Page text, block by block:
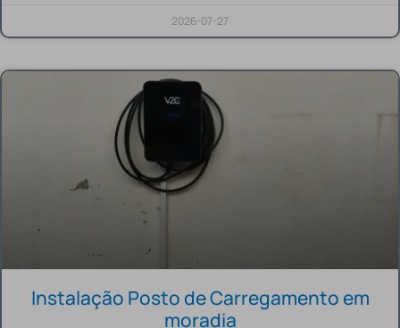
2026-07-27
Instalação Posto de Carregamento em
moradia